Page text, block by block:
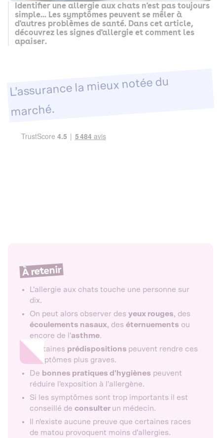
Identifier une allergie aux chats n'est pas toujours
simple... Les symptômes peuvent se mêler à
d'autres problèmes de santé. Dans cet article,
découvrez les signes d'allergie et comment les
apaiser.
L’assurance la mieux notée du
marché.
À retenir
L'allergie aux chats touche une personne sur
dix.
On peut alors observer des yeux rouges, des
écoulements nasaux, des éternuements ou
encore de l'asthme.
Certaines prédispositions peuvent rendre ces
symptômes plus graves.
De bonnes pratiques d'hygiènes peuvent
réduire l'exposition à l'allergène.
Si les symptômes sont trop importants il est
conseillé de consulter un médecin.
Il n'existe aucune preuve que certaines races
de matou provoquent moins d'allergies.